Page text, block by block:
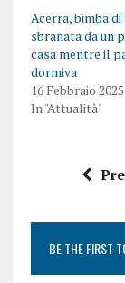
Acerra, bimba di
sbranata da un
casa mentre il
dormiva
16 Febbraio 2025
In "Attualità"
BE THE FIRST